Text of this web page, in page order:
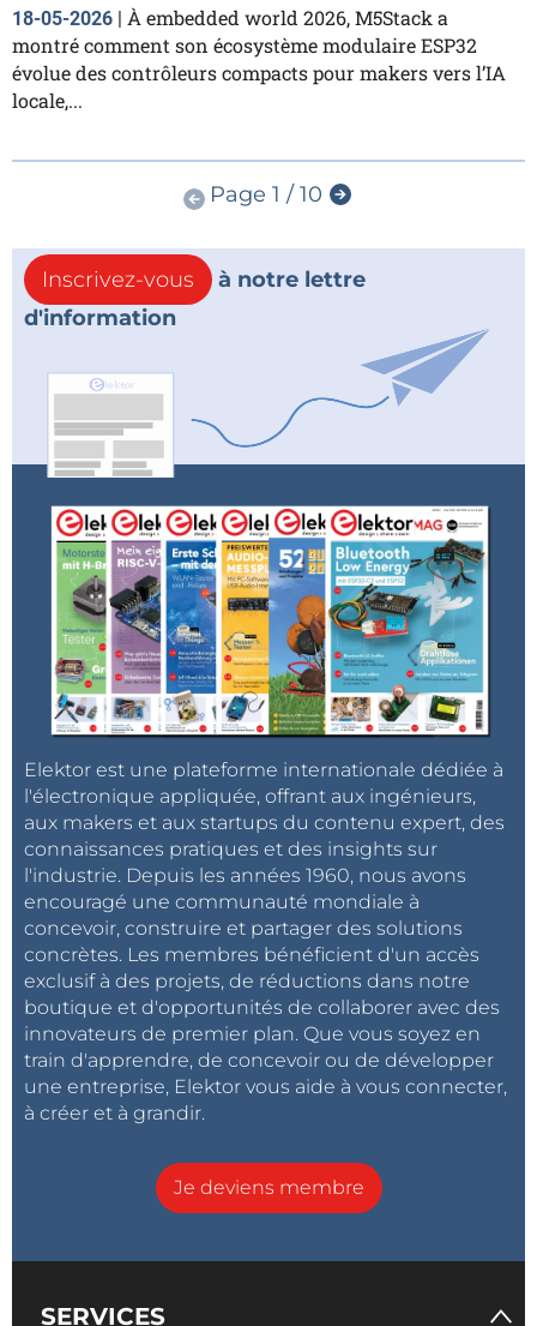
18-05-2026 | À embedded world 2026, M5Stack a
montré comment son écosystème modulaire ESP32
évolue des contrôleurs compacts pour makers vers l’IA
locale,...
Page 1 / 10
Inscrivez-vous
à notre lettre
d'information
Elektor est une plateforme internationale dédiée à
l'électronique appliquée, offrant aux ingénieurs,
aux makers et aux startups du contenu expert, des
connaissances pratiques et des insights sur
l'industrie. Depuis les années 1960, nous avons
encouragé une communauté mondiale à
concevoir, construire et partager des solutions
concrètes. Les membres bénéficient d'un accès
exclusif à des projets, de réductions dans notre
boutique et d'opportunités de collaborer avec des
innovateurs de premier plan. Que vous soyez en
train d'apprendre, de concevoir ou de développer
une entreprise, Elektor vous aide à vous connecter,
à créer et à grandir.
Je deviens membre
SERVICES